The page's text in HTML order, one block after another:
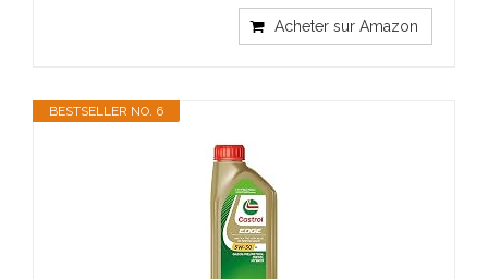
Acheter sur Amazon
BESTSELLER NO. 6